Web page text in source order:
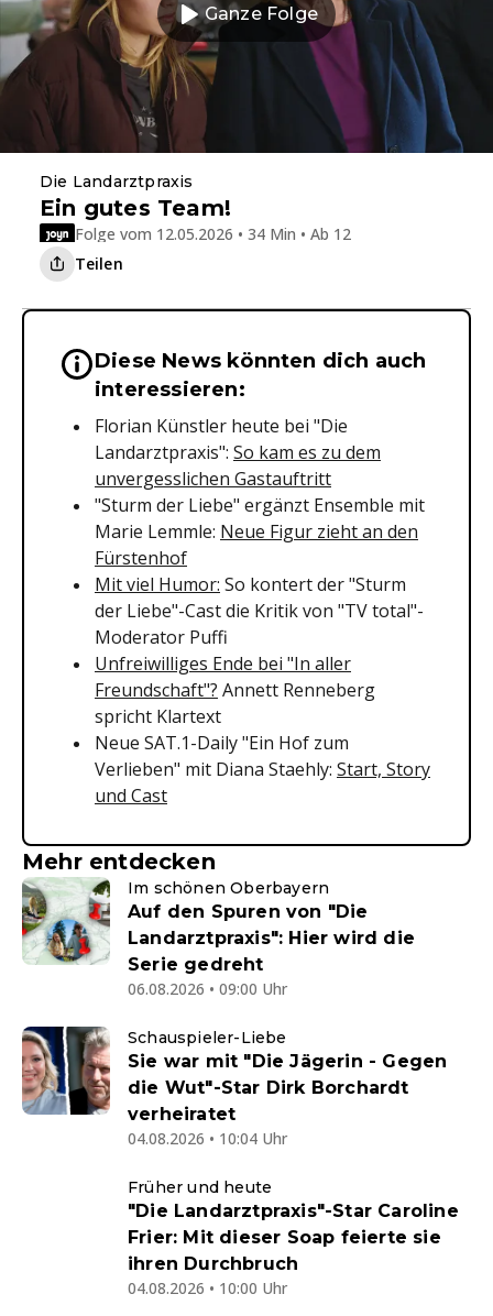
Ganze Folge
Die Landarztpraxis
Ein gutes Team!
Folge vom 12.05.2026 • 34 Min • Ab 12
Teilen
Wichtige Hinweise &
Diese News könnten dich auch
interessieren:
Florian Künstler heute bei "Die
Landarztpraxis": So kam es zu dem
unvergesslichen Gastauftritt
"Sturm der Liebe" ergänzt Ensemble mit
Marie Lemmle: Neue Figur zieht an den
Fürstenhof
Mit viel Humor: So kontert der "Sturm
der Liebe"-Cast die Kritik von "TV total"-
Moderator Puffi
Unfreiwilliges Ende bei "In aller
Freundschaft"? Annett Renneberg
spricht Klartext
Neue SAT.1-Daily "Ein Hof zum
Verlieben" mit Diana Staehly: Start, Story
und Cast
Mehr entdecken
Im schönen Oberbayern
Auf den Spuren von "Die
Landarztpraxis": Hier wird die
Serie gedreht
06.08.2026 • 09:00 Uhr
Schauspieler-Liebe
Sie war mit "Die Jägerin - Gegen
die Wut"-Star Dirk Borchardt
verheiratet
04.08.2026 • 10:04 Uhr
Früher und heute
"Die Landarztpraxis"-Star Caroline
Frier: Mit dieser Soap feierte sie
ihren Durchbruch
04.08.2026 • 10:00 Uhr